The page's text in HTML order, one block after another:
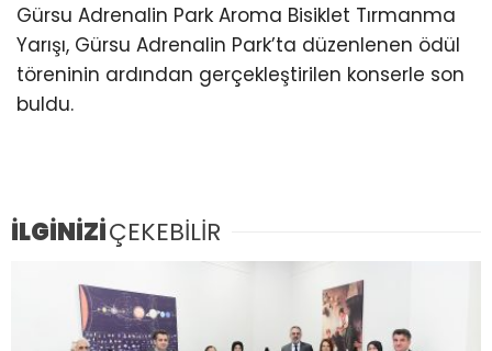
Gürsu Adrenalin Park Aroma Bisiklet Tırmanma
Yarışı, Gürsu Adrenalin Park’ta düzenlenen ödül
töreninin ardından gerçekleştirilen konserle son
buldu.
İLGİNİZİÇEKEBİLİR